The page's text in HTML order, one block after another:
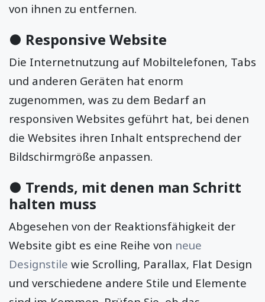
von ihnen zu entfernen.
● Responsive Website
Die Internetnutzung auf Mobiltelefonen, Tabs
und anderen Geräten hat enorm
zugenommen, was zu dem Bedarf an
responsiven Websites geführt hat, bei denen
die Websites ihren Inhalt entsprechend der
Bildschirmgröße anpassen.
● Trends, mit denen man Schritt
halten muss
Abgesehen von der Reaktionsfähigkeit der
Website gibt es eine Reihe von neue
Designstile wie Scrolling, Parallax, Flat Design
und verschiedene andere Stile und Elemente